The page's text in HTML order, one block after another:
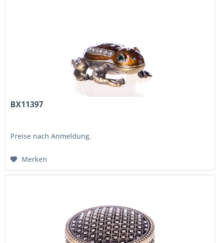
BX11397
Preise nach Anmeldung.
Merken